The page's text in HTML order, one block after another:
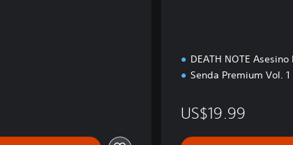
DEATH NOTE
Senda Premium Vol. 1
US$19.99